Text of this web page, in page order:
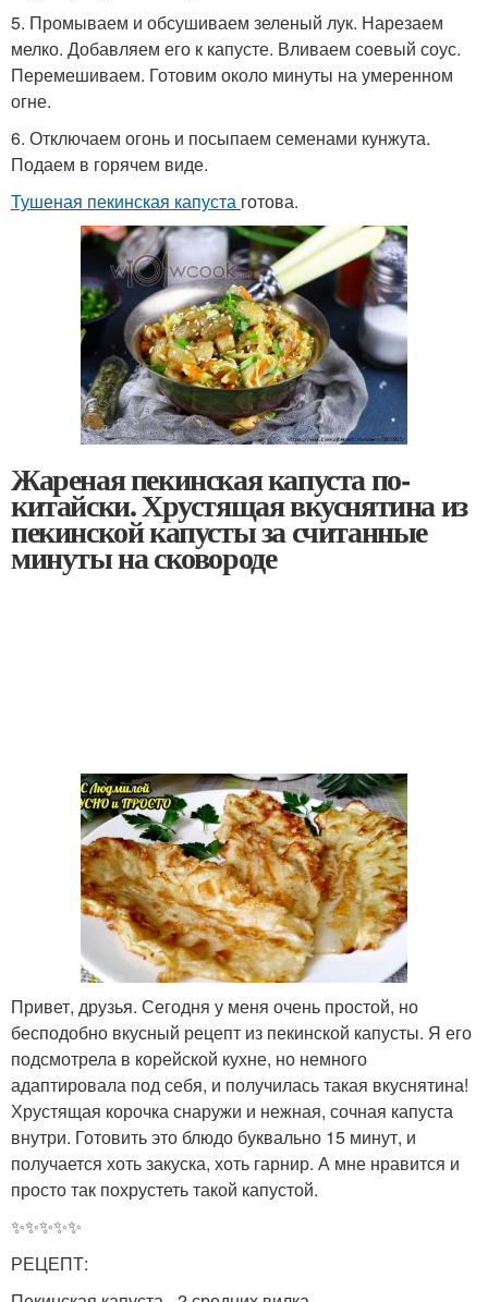
5. Промываем и обсушиваем зеленый лук. Нарезаем
мелко. Добавляем его к капусте. Вливаем соевый соус.
Перемешиваем. Готовим около минуты на умеренном
огне.
6. Отключаем огонь и посыпаем семенами кунжута.
Подаем в горячем виде.
Тушеная пекинская капуста готова.
Жареная пекинская капуста по-
китайски. Хрустящая вкуснятина из
пекинской капусты за считанные
минуты на сковороде
Привет, друзья. Сегодня у меня очень простой, но
бесподобно вкусный рецепт из пекинской капусты. Я его
подсмотрела в корейской кухне, но немного
адаптировала под себя, и получилась такая вкуснятина!
Хрустящая корочка снаружи и нежная, сочная капуста
внутри. Готовить это блюдо буквально 15 минут, и
получается хоть закуска, хоть гарнир. А мне нравится и
просто так похрустеть такой капустой.
✨✨✨✨✨
РЕЦЕПТ: